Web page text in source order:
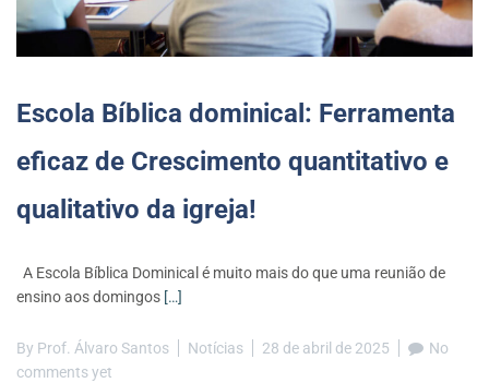
Escola Bíblica dominical: Ferramenta
eficaz de Crescimento quantitativo e
qualitativo da igreja!
A Escola Bíblica Dominical é muito mais do que uma reunião de
ensino aos domingos […]
By Prof. Álvaro Santos Notícias 28 de abril de 2025
No
comments yet